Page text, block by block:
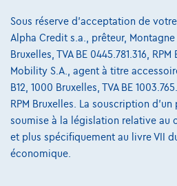
€27.490
Dès€536,11/mois et une
€7.408,61
Découvrez l’exemple chiffré complet
Autosphere Center Liège
Sous réserve d'acceptation de
Alpha Credit s.a., prêteur,
Bruxelles, TVA BE 0445.781.316,
Mobility S.A., agent à titre
B12, 1000 Bruxelles, TVA BE
RPM Bruxelles. La souscription
soumise à la législation relative au
et plus spécifiquement au livre VII
économique.